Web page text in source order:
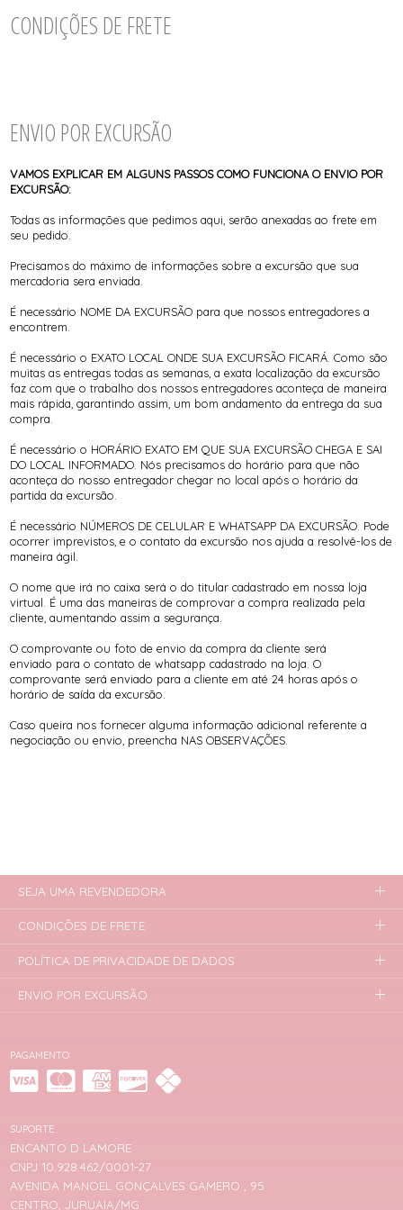
CALCINHAS
CAMISOLAS E ROBES
CONDIÇÕES DE FRETE
ENVIO POR EXCURSÃO
VAMOS EXPLICAR EM ALGUNS PASSOS COMO FUNCIONA O ENVIO POR
EXCURSÃO:
Todas as informações que pedimos aqui, serão anexadas ao frete em
seu pedido.
Precisamos do máximo de informações sobre a excursão que sua
mercadoria sera enviada.
É necessário NOME DA EXCURSÃO para que nossos entregadores a
encontrem.
É necessário o EXATO LOCAL ONDE SUA EXCURSÃO FICARÁ. Como são
muitas as entregas todas as semanas, a exata localização da excursão
faz com que o trabalho dos nossos entregadores aconteça de maneira
mais rápida, garantindo assim, um bom andamento da entrega da sua
compra.
É necessário o HORÁRIO EXATO EM QUE SUA EXCURSÃO CHEGA E SAI
DO LOCAL INFORMADO. Nós precisamos do horário para que não
aconteça do nosso entregador chegar no local após o horário da
partida da excursão.
É necessário NÚMEROS DE CELULAR E WHATSAPP DA EXCURSÃO. Pode
ocorrer imprevistos, e o contato da excursão nos ajuda a resolvê-los de
maneira ágil.
O nome que irá no caixa será o do titular cadastrado em nossa loja
virtual. É uma das maneiras de comprovar a compra realizada pela
cliente, aumentando assim a segurança.
O comprovante ou foto de envio da compra da cliente será
enviado para o contato de whatsapp cadastrado na loja. O
comprovante será enviado para a cliente em até 24 horas após o
horário de saída da excursão.
Caso queira nos fornecer alguma informação adicional referente a
negociação ou envio, preencha NAS OBSERVAÇÕES.
PAGAMENTO
SUPORTE
ENCANTO D LAMORE
CNPJ 10.928.462/0001-27
AVENIDA MANOEL GONÇALVES GAMERO , 95
CENTRO, JURUAIA/MG
SEJA UMA REVENDEDORA
CONDIÇÕES DE FRETE
POLÍTICA DE PRIVACIDADE DE DADOS
ENVIO POR EXCURSÃO